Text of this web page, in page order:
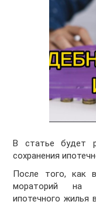
В статье будет
сохранения
После того, как
мораторий на
ипотечного жилья